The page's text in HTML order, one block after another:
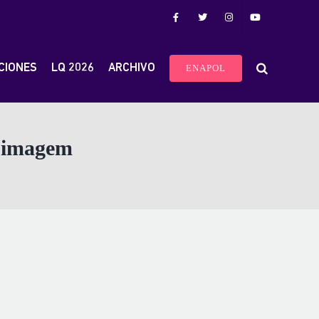
LQ 2026 ARCHIVO ENAPOL